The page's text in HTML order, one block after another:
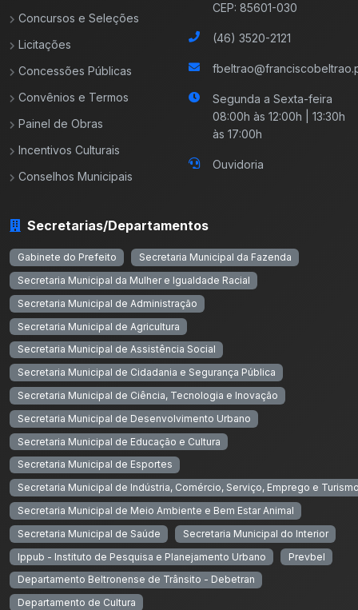
Concursos e Seleções
Licitações
Concessões Públicas
Convênios e Termos
Painel de Obras
Incentivos Culturais
Conselhos Municipais
CEP: 85601-030
(46) 3520-2121
Segunda a Sexta-feira
08:00h às 12:00h | 13:30h
às 17:00h
Ouvidoria
Secretarias/Departamentos
Gabinete do Prefeito
Secretaria Municipal da Fazenda
Secretaria Municipal da Mulher e Igualdade Racial
Secretaria Municipal de Administração
Secretaria Municipal de Agricultura
Secretaria Municipal de Assistência Social
Secretaria Municipal de Cidadania e Segurança Pública
Secretaria Municipal de Ciência, Tecnologia e Inovação
Secretaria Municipal de Desenvolvimento Urbano
Secretaria Municipal de Educação e Cultura
Secretaria Municipal de Esportes
Secretaria Municipal de Indústria, Comércio, Serviço, Emprego e
Secretaria Municipal de Meio Ambiente e Bem Estar Animal
Secretaria Municipal de Saúde
Secretaria Municipal do Interior
Ippub - Instituto de Pesquisa e Planejamento Urbano
Prevbel
Departamento Beltronense de Trânsito - Debetran
Departamento de Cultura